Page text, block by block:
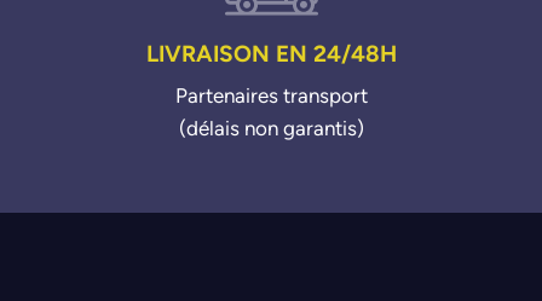
LIVRAISON EN 24/48H
Partenaires transport
(délais non garantis)